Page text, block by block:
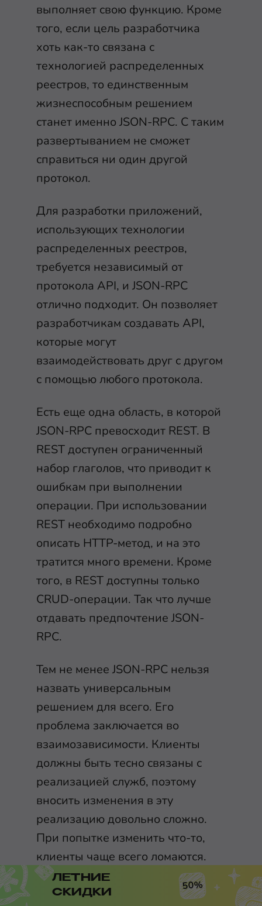
выполняет свою функцию. Кроме
того, если цель разработчика
хоть как-то связана с
технологией распределенных
реестров, то единственным
жизнеспособным решением
станет именно JSON-RPC. С таким
развертыванием не сможет
справиться ни один другой
протокол.
Для разработки приложений,
использующих технологии
распределенных реестров,
требуется независимый от
протокола API, и JSON-RPC
отлично подходит. Он позволяет
разработчикам создавать API,
которые могут
взаимодействовать друг с другом
с помощью любого протокола.
Есть еще одна область, в которой
JSON-RPC превосходит REST. В
REST доступен ограниченный
набор глаголов, что приводит к
ошибкам при выполнении
операции. При использовании
REST необходимо подробно
описать HTTP-метод, и на это
тратится много времени. Кроме
того, в REST доступны только
CRUD-операции. Так что лучше
отдавать предпочтение JSON-
RPC.
Тем не менее JSON-RPC нельзя
назвать универсальным
решением для всего. Его
проблема заключается во
взаимозависимости. Клиенты
должны быть тесно связаны с
реализацией служб, поэтому
вносить изменения в эту
реализацию довольно сложно.
При попытке изменить что-то,
клиенты чаще всего ломаются.
REST решает такие задачи
ЛЕТНИЕ
СКИДКИ
50%